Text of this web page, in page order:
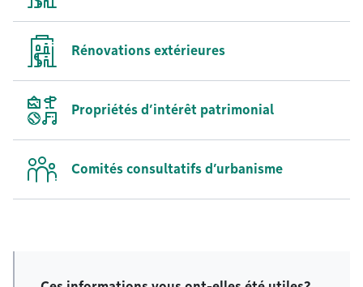
Rénovations extérieures
Propriétés d’intérêt patrimonial
Comités consultatifs d’urbanisme